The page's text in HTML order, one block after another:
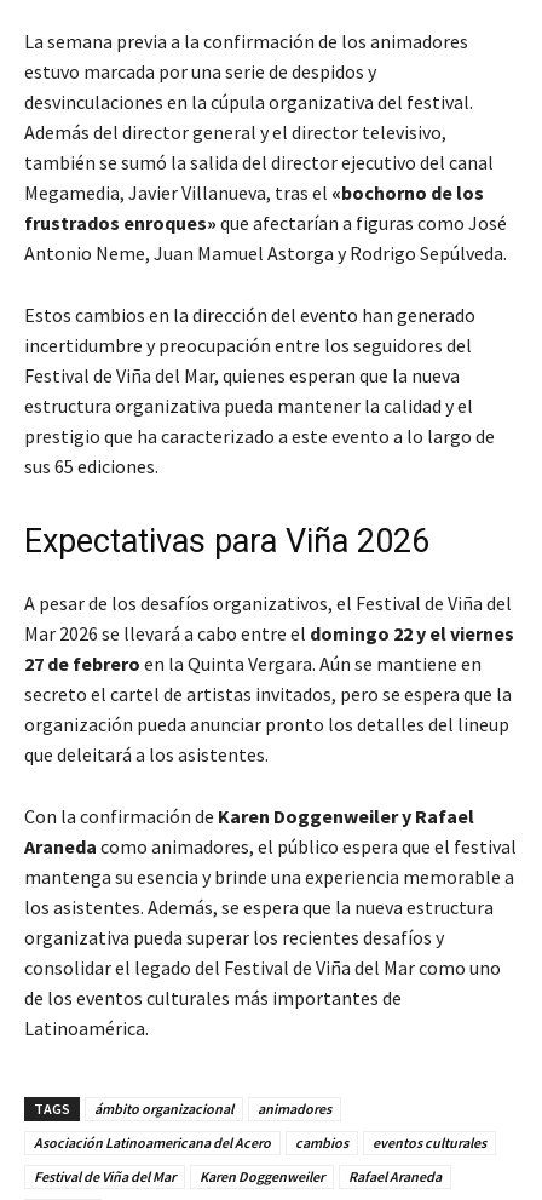
La semana previa a la confirmación de los animadores
estuvo marcada por una serie de despidos y
desvinculaciones en la cúpula organizativa del festival.
Además del director general y el director televisivo,
también se sumó la salida del director ejecutivo del canal
Megamedia, Javier Villanueva, tras el «bochorno de los
frustrados enroques» que afectarían a figuras como José
Antonio Neme, Juan Mamuel Astorga y Rodrigo Sepúlveda.
Estos cambios en la dirección del evento han generado
incertidumbre y preocupación entre los seguidores del
Festival de Viña del Mar, quienes esperan que la nueva
estructura organizativa pueda mantener la calidad y el
prestigio que ha caracterizado a este evento a lo largo de
sus 65 ediciones.
Expectativas para Viña 2026
A pesar de los desafíos organizativos, el Festival de Viña del
Mar 2026 se llevará a cabo entre el domingo 22 y el viernes
27 de febrero en la Quinta Vergara. Aún se mantiene en
secreto el cartel de artistas invitados, pero se espera que la
organización pueda anunciar pronto los detalles del lineup
que deleitará a los asistentes.
Con la confirmación de Karen Doggenweiler y Rafael
Araneda como animadores, el público espera que el festival
mantenga su esencia y brinde una experiencia memorable a
los asistentes. Además, se espera que la nueva estructura
organizativa pueda superar los recientes desafíos y
consolidar el legado del Festival de Viña del Mar como uno
de los eventos culturales más importantes de
Latinoamérica.
TAGS ámbito organizacional
animadores
Asociación Latinoamericana del Acero
cambios
eventos culturales
Festival de Viña del Mar
Karen Doggenweiler Rafael Araneda